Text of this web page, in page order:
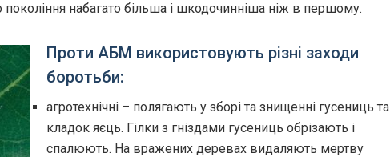
покоління набагато більша і шкодочинніша ніж в першому.
Проти АБМ використовують різні заходи
боротьби:
агротехнічні – полягають у зборі та знищенні гусениць та
кладок яєць. Гілки з гніздами гусениць обрізають і
спалюють. На вражених деревах видаляють мертву